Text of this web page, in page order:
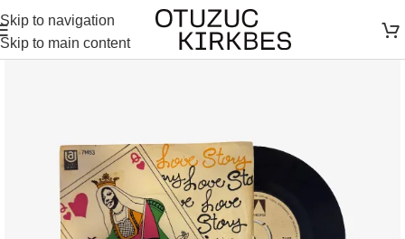
Skip to navigation
Skip to main content